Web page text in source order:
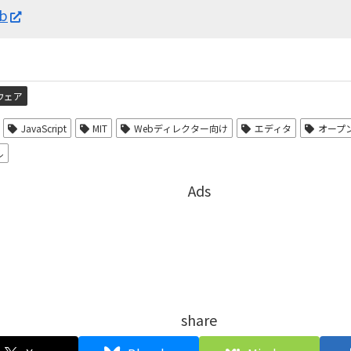
ェア
JavaScript MIT Webディレクター向け エディタ
オープ
Ads
share